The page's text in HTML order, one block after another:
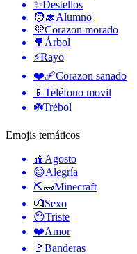
✨Destellos
🧑‍🎓Alumno
💜Corazon morado
🌳 Árbol
⚡Rayo
❤️‍🩹Corazon sanado
📱 Teléfono movil
☘️Trébol
Emojis temáticos
🍎 Agosto
😄Alegría
⛏🧱Minecraft
💏Sexo
😔Triste
❤️Amor
🚩Banderas